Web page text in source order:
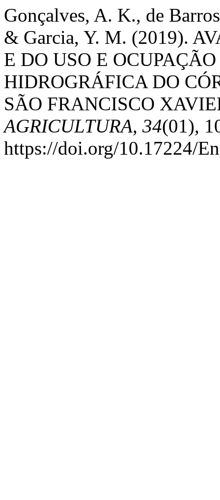
Gonçalves, A. K., de
& Garcia, Y. M. (2019).
E DO USO E
HIDROGRÁFICA DO
SÃO FRANCISCO
AGRICULTURA, 34(01),
https://doi.org/10.17224/